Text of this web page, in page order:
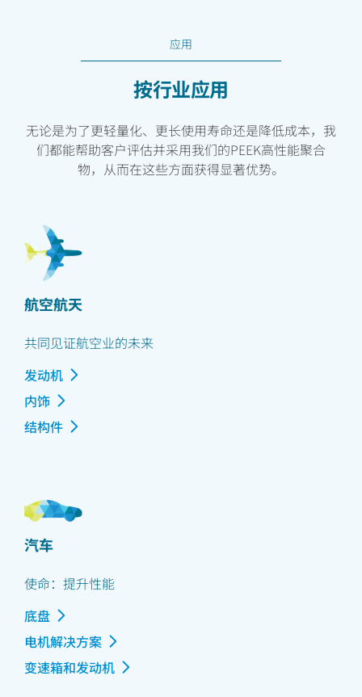
应用
按行业应用
无论是为了更轻量化、更长使用寿命还是降低成本，我
们都能帮助客户评估并采用我们的PEEK高性能聚合
物，从而在这些方面获得显著优势。
航空航天
共同见证航空业的未来
发动机
内饰
结构件
汽车
使命：提升性能
底盘
电机解决方案
变速箱和发动机